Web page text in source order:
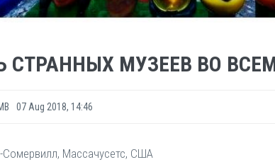
СТРАННЫХ МУЗЕЕВ ВО
07 Aug 2018, 14:46
Сомервилл, Массачусетс, США